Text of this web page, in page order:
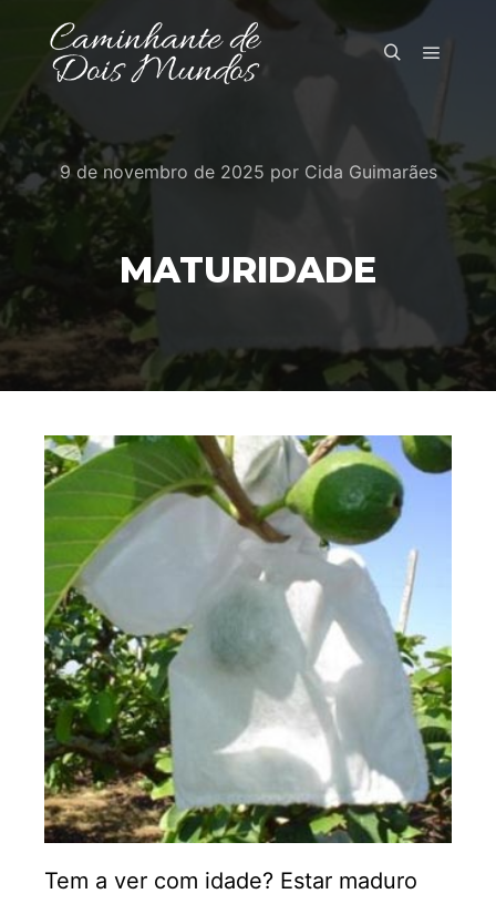
9 de novembro de 2025 por Cida Guimarães
MATURIDADE
Tem a ver com idade? Estar maduro